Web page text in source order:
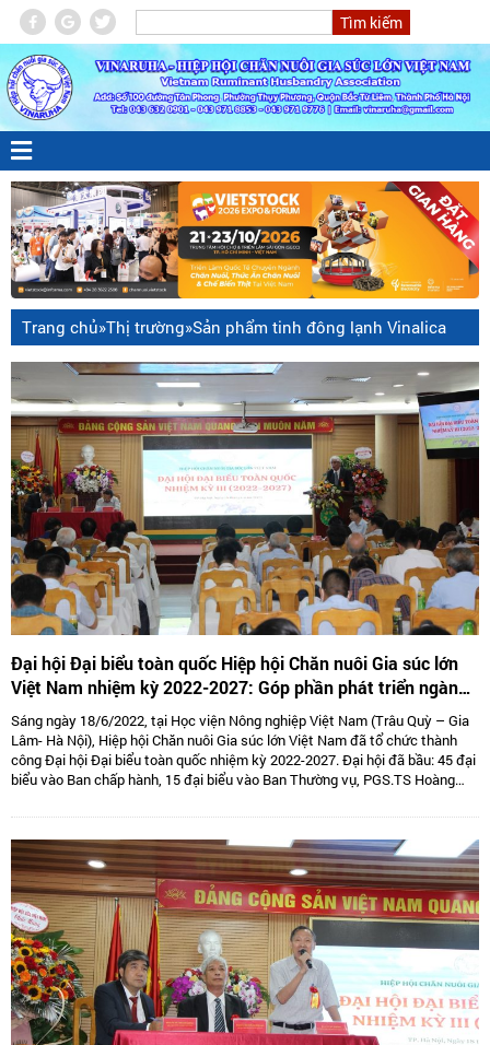
Trang chủ»Thị trường»Sản phẩm tinh đông lạnh Vinalica
Đại hội Đại biểu toàn quốc Hiệp hội Chăn nuôi Gia súc lớn
Việt Nam nhiệm kỳ 2022-2027: Góp phần phát triển ngành
Chăn nuôi gia súc lớn Việt Nam bền vững
Sáng ngày 18/6/2022, tại Học viện Nông nghiệp Việt Nam (Trâu Quỳ – Gia
Lâm- Hà Nội), Hiệp hội Chăn nuôi Gia súc lớn Việt Nam đã tổ chức thành
công Đại hội Đại biểu toàn quốc nhiệm kỳ 2022-2027. Đại hội đã bầu: 45 đại
biểu vào Ban chấp hành, 15 đại biểu vào Ban Thường vụ, PGS.TS Hoàng
Chủ tịch kiêm Tổng thư kí và 05 Phó Chủ tịch là: TS Tống Xuân Chinh,
PGS.TS Sử Thanh Long, bà Tô Tuệ Lang, ông Đặng Thái Nhị, ông Hà Văn An.